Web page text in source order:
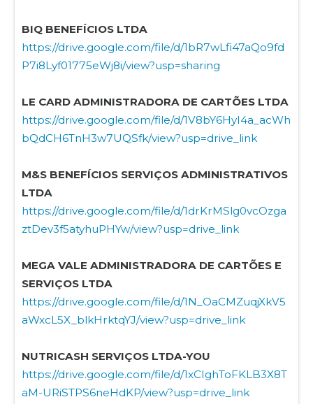
BIQ BENEFÍCIOS LTDA
https://drive.google.com/file/d/1bR7wLfi47aQo9fd
P7i8Lyf01775eWj8i/view?usp=sharing
LE CARD ADMINISTRADORA DE CARTÕES LTDA
https://drive.google.com/file/d/1V8bY6HyI4a_acWh
bQdCH6TnH3w7UQSfk/view?usp=drive_link
M&S BENEFÍCIOS SERVIÇOS ADMINISTRATIVOS
LTDA
https://drive.google.com/file/d/1drKrMSlg0vcOzga
ztDev3f5atyhuPHYw/view?usp=drive_link
MEGA VALE ADMINISTRADORA DE CARTÕES E
SERVIÇOS LTDA
https://drive.google.com/file/d/1N_OaCMZuqjXkV5
aWxcL5X_blkHrktqYJ/view?usp=drive_link
NUTRICASH SERVIÇOS LTDA-YOU
https://drive.google.com/file/d/1xCIghToFKLB3X8T
aM-URiSTPS6neHdKP/view?usp=drive_link